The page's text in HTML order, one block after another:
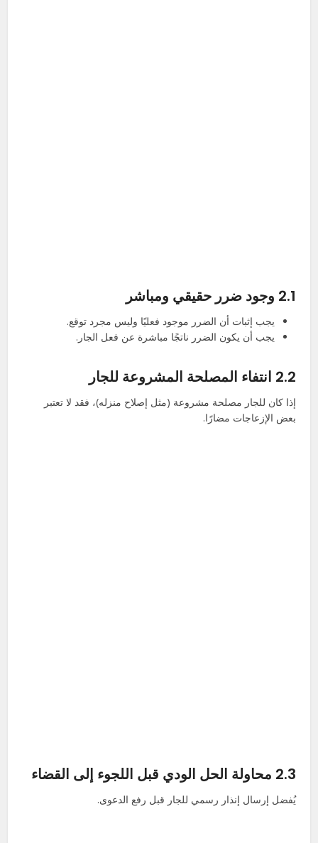
2.1 وجود ضرر حقيقي ومباشر
يجب إثبات أن الضرر موجود فعليًا وليس مجرد توقع.
يجب أن يكون الضرر ناتجًا مباشرة عن فعل الجار.
2.2 انتفاء المصلحة المشروعة للجار
إذا كان للجار مصلحة مشروعة (مثل إصلاح منزله)، فقد لا تعتبر
بعض الإزعاجات مضارًا.
2.3 محاولة الحل الودي قبل اللجوء إلى القضاء
يُفضل إرسال إنذار رسمي للجار قبل رفع الدعوى.